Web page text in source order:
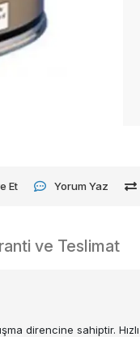
Et Yorum Yaz
ve Teslimat
direncine sahiptir.